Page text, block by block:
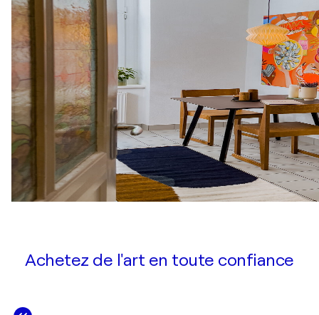
Achetez de l'art en toute confiance